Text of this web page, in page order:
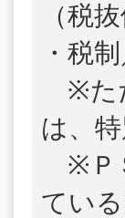
（税
・税
※た
は、
※Ｐ
てい